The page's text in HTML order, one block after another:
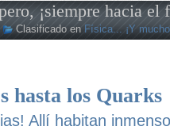
¡siempre hacia el
Clasificado en Física... ¡Y
hasta los Quarks
Allí habitan